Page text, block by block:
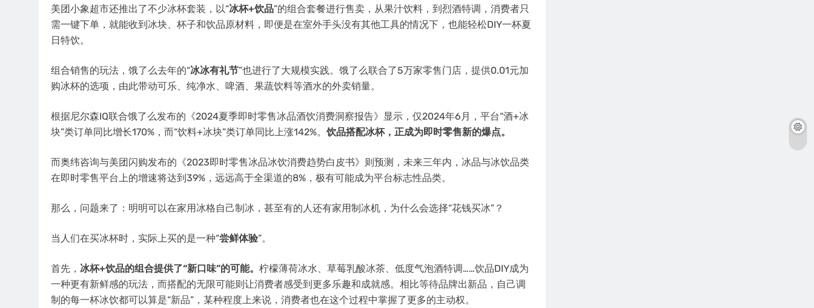
美团小象超市还推出了不少冰杯套装，以“冰杯+饮品”的组合套餐进行售卖，从果汁饮料，到烈酒特调，消费者只
需一键下单，就能收到冰块、杯子和饮品原材料，即便是在室外手头没有其他工具的情况下，也能轻松DIY一杯夏
日特饮。
组合销售的玩法，饿了么去年的“冰冰有礼节”也进行了大规模实践。饿了么联合了5万家零售门店，提供0.01元加
购冰杯的选项，由此带动可乐、纯净水、啤酒、果蔬饮料等酒水的外卖销量。
根据尼尔森IQ联合饿了么发布的《2024夏季即时零售冰品酒饮消费洞察报告》显示，仅2024年6月，平台“酒+冰
块”类订单同比增长170%，而“饮料+冰块”类订单同比上涨142%。 饮品搭配冰杯，正成为即时零售新的爆点。
而奥纬咨询与美团闪购发布的《2023即时零售冰品冰饮消费趋势白皮书》则预测，未来三年内，冰品与冰饮品类
在即时零售平台上的增速将达到39%，远远高于全渠道的8%，极有可能成为平台标志性品类。
那么，问题来了：明明可以在家用冰格自己制冰，甚至有的人还有家用制冰机，为什么会选择“花钱买冰”？
当人们在买冰杯时，实际上买的是一种“尝鲜体验”。
首先， 冰杯+饮品的组合提供了“新口味”的可能。 柠檬薄荷冰水、草莓乳酸冰茶、低度气泡酒特调……饮品DIY成为
一种更有新鲜感的玩法，而搭配的无限可能则让消费者感受到更多乐趣和成就感。相比等待品牌出新品，自己调
制的每一杯冰饮都可以算是“新品”，某种程度上来说，消费者也在这个过程中掌握了更多的主动权。